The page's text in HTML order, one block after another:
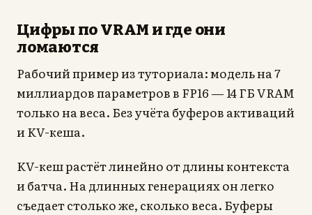
Цифры по VRAM и где они
ломаются
Рабочий пример из туториала: модель на 7
миллиардов параметров в FP16 — 14 ГБ VRAM
только на веса. Без учёта буферов активаций
и KV-кеша.
KV-кеш растёт линейно от длины контекста
и батча. На длинных генерациях он легко
съедает столько же, сколько веса. Буферы